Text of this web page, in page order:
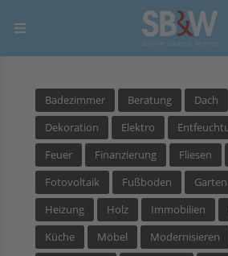
Badezimmer Beratung Dach
Dekoration
Elektro
Feuer
Finanzierung Fliesen
Fotovoltaik
Fußboden Garten
Heizung
Holz Immobilien
Küche
Möbel Modernisieren